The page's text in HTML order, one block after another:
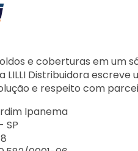
e coberturas em um
LILLI Distribuidora
e respeito com
Ipanema
SP